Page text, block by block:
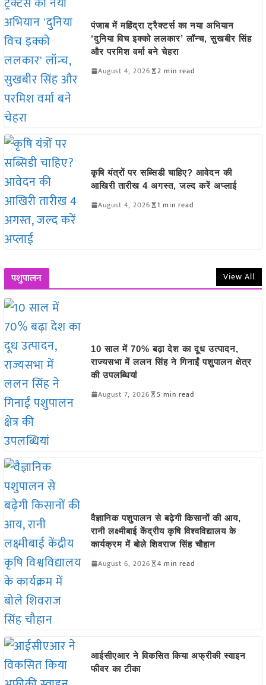
पंजाब में महिंद्रा ट्रैक्टर्स का नया अभियान
‘दुनिया विच इक्को ललकार’ लॉन्च, सुखबीर सिंह
और परमिश वर्मा बने चेहरा
August 4, 2026 2 min read
कृषि यंत्रों पर सब्सिडी चाहिए? आवेदन की
आखिरी तारीख 4 अगस्त, जल्द करें अप्लाई
August 4, 2026 1 min read
पशुपालन View All
10 साल में 70% बढ़ा देश का दूध उत्पादन,
राज्यसभा में ललन सिंह ने गिनाईं पशुपालन क्षेत्र
की उपलब्धियां
August 7, 2026 5 min read
वैज्ञानिक पशुपालन से बढ़ेगी किसानों की आय,
रानी लक्ष्मीबाई केंद्रीय कृषि विश्वविद्यालय के
कार्यक्रम में बोले शिवराज सिंह चौहान
August 6, 2026 4 min read
आईसीएआर ने विकसित किया अफ्रीकी स्वाइन
फीवर का टीका